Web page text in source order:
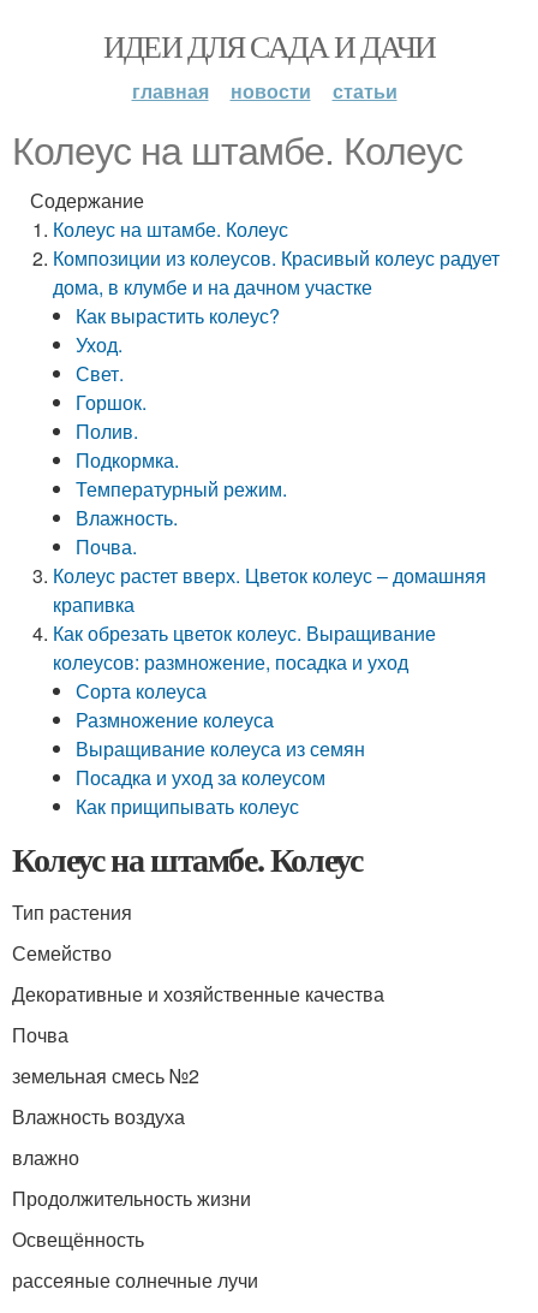
ИДЕИ ДЛЯ САДА И ДАЧИ
главная новости статьи
Колеус на штамбе. Колеус
Содержание
Колеус на штамбе. Колеус
Композиции из колеусов. Красивый колеус радует
дома, в клумбе и на дачном участке
Как вырастить колеус?
Уход.
Свет.
Горшок.
Полив.
Подкормка.
Температурный режим.
Влажность.
Почва.
Колеус растет вверх. Цветок колеус – домашняя
крапивка
Как обрезать цветок колеус. Выращивание
колеусов: размножение, посадка и уход
Сорта колеуса
Размножение колеуса
Выращивание колеуса из семян
Посадка и уход за колеусом
Как прищипывать колеус
Колеус на штамбе. Колеус
Тип растения
Семейство
Декоративные и хозяйственные качества
Почва
земельная смесь №2
Влажность воздуха
влажно
Продолжительность жизни
Освещённость
рассеяные солнечные лучи